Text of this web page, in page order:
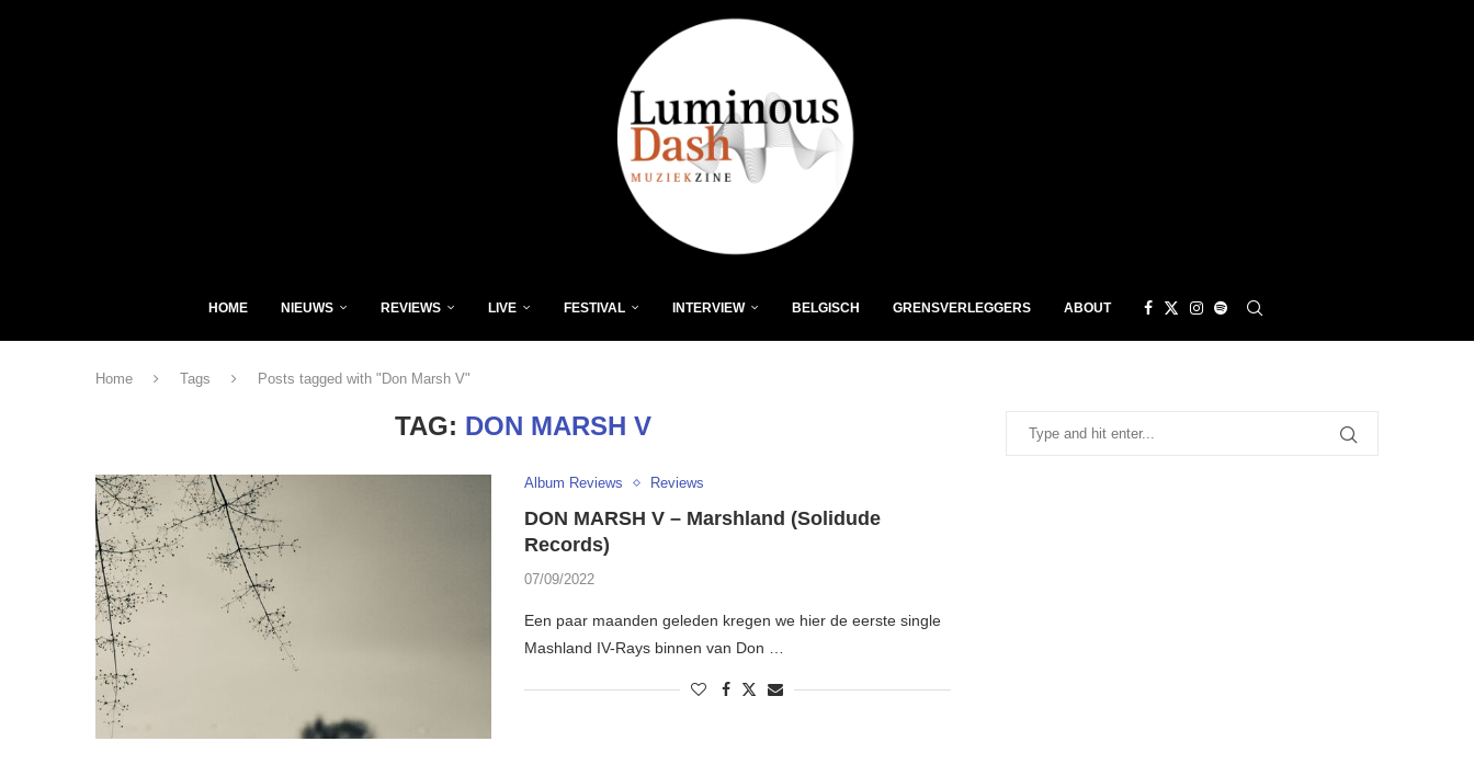
HOME NIEUWS REVIEWS LIVE FESTIVAL INTERVIEW BELGISCH GRENSVERLEGGERS ABOUT
Home Tags Posts tagged with "Don Marsh V"
TAG: DON MARSH V
Album Reviews Reviews
DON MARSH V – Marshland (Solidude
Records)
07/09/2022
Een paar maanden geleden kregen we hier de eerste single
Mashland IV-Rays binnen van Don …